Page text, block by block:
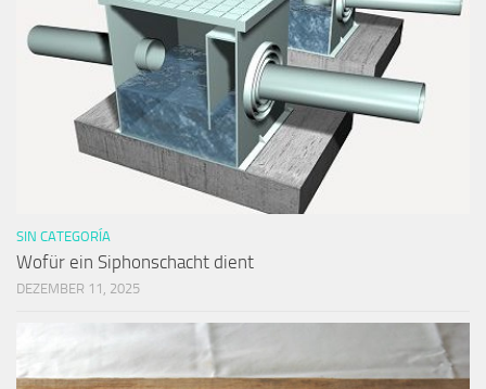
SIN CATEGORÍA
Wofür ein Siphonschacht dient
DEZEMBER 11, 2025